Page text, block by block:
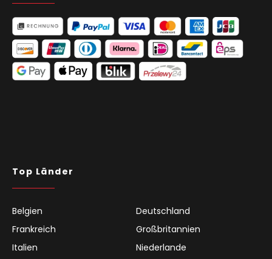
Top Länder
Belgien
Deutschland
Frankreich
Großbritannien
Italien
Niederlande